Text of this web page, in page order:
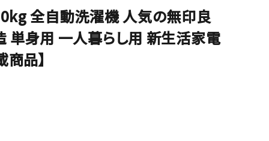
全自動洗濯機 人気の無印良
単身用 一人暮らし用 新生活家電
品】